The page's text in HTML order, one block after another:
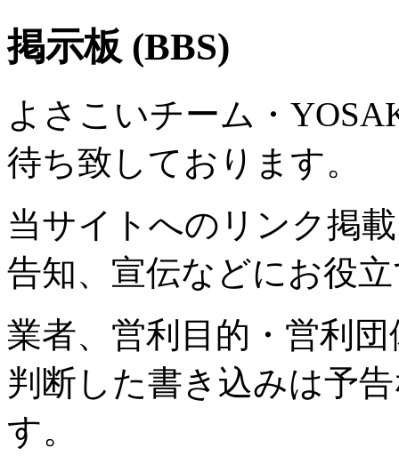
掲示板 (BBS)
よさこいチーム・
待ち致しております。
当サイトへのリンク掲
告知、宣伝などにお役
業者、営利目的・営利
判断した書き込みは予
す。